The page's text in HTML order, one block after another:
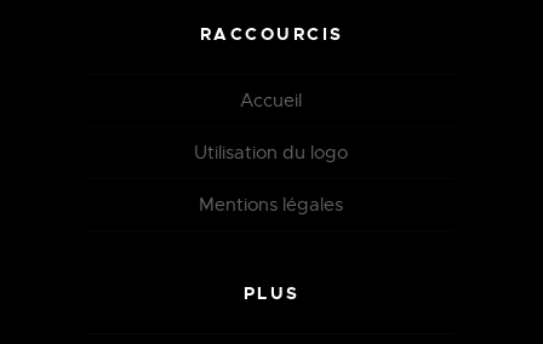
RACCOURCIS
Accueil
Utilisation du logo
Mentions légales
PLUS